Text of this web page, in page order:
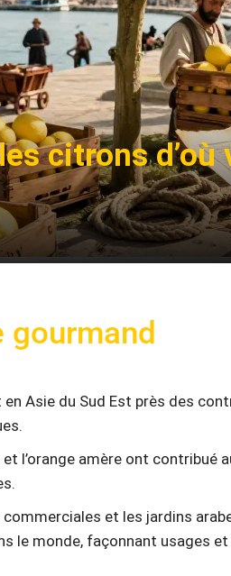
citrons
gourmand
Asie du Sud Est près des
l’orange amère ont contribué
commerciales et les jardins
le monde, façonnant usages et